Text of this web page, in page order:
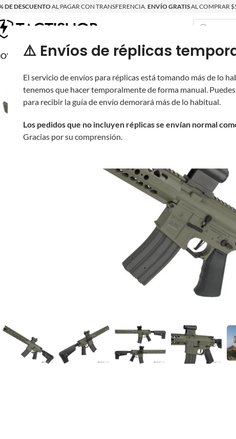
⚠️ Envíos de réplicas
El servicio de envíos para réplicas está tomando más de lo
tenemos que hacer temporalmente de forma manual.
para recibir la guía de envío demorará más de lo habitual.
Los pedidos que no incluyen réplicas se envían normal
Gracias por su comprensión.
DE DESCUENTOAL PAGAR CON TRANSFERENCIA. ENVÍO GRATISAL COMPRAR
RÉPLICASPARTES Y ACCESORIOSEQUIPO